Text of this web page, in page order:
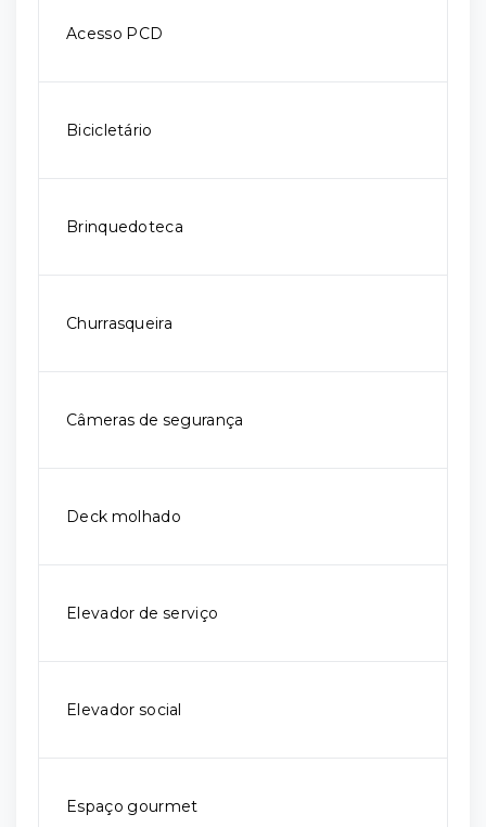
Acesso PCD
Bicicletário
Brinquedoteca
Churrasqueira
Câmeras de segurança
Deck molhado
Elevador de serviço
Elevador social
Espaço gourmet